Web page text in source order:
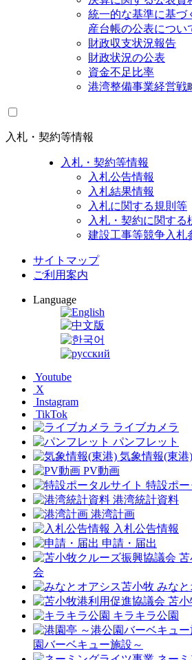
統一的な基準に基づ
産台帳の公表につい
財政収支状況報告
財政状況の公表
資金不足比率
港湾整備事業経営戦
入札・契約等情報
入札・契約等情報
入札公告情報
入札結果情報
入札に関する規則等
入札・契約に関する
建設工事等競争入札
サイトマップ
ご利用案内
Language
Youtube
X
Instagram
TikTok
ライブカメラ
パンフレット
気象情報(東港)
PV動画
特設ポー
港湾統計資料
港湾計画
入札公告情報
申請・届出
苫
会
みな
苫
キラキラ公園
園バーベキュー施設～